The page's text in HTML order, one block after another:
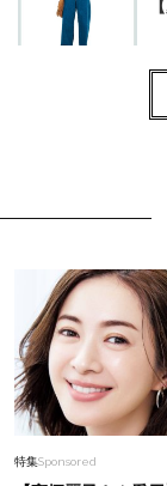
特集Sponsored